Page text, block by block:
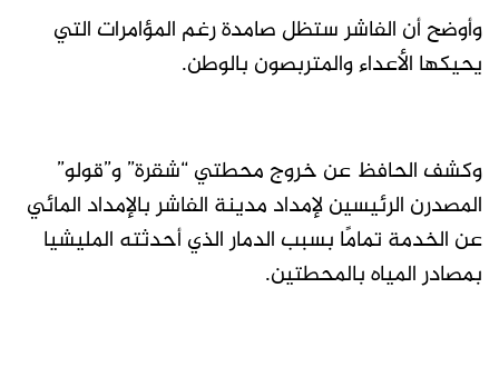
وأوضح أن الفاشر ستظل صامدة رغم المؤامرات التي
يحيكها الأعداء والمتربصون بالوطن.
وكشف الحافظ عن خروج محطتي “شقرة” و”قولو”
المصدرن الرئيسين لإمداد مدينة الفاشر بالإمداد المائي
عن الخدمة تمامًا بسبب الدمار الذي أحدثته المليشيا
بمصادر المياه بالمحطتين.